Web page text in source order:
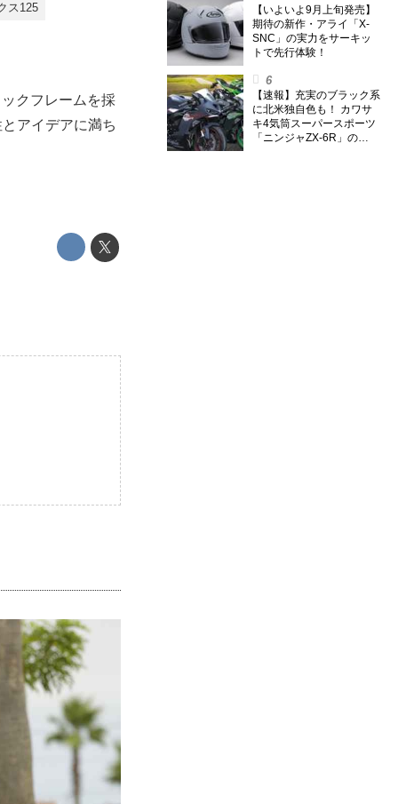
【いよいよ9月上旬発売】
期待の新作・アライ「X-
SNC」の実力をサーキッ
トで先行体験！
【速報】充実のブラック系
に北米独自色も！ カワサ
キ4気筒スーパースポーツ
「ニンジャZX-6R」の
ス125
クフレームを採
アイデアに満ち